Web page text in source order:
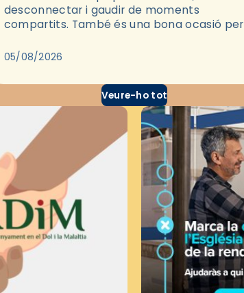
desconnectar i gaudir de moments
compartits. També és una bona ocasió per
través del cinema, reflexionar sobre les…
05/08/2026
Veure-ho tot